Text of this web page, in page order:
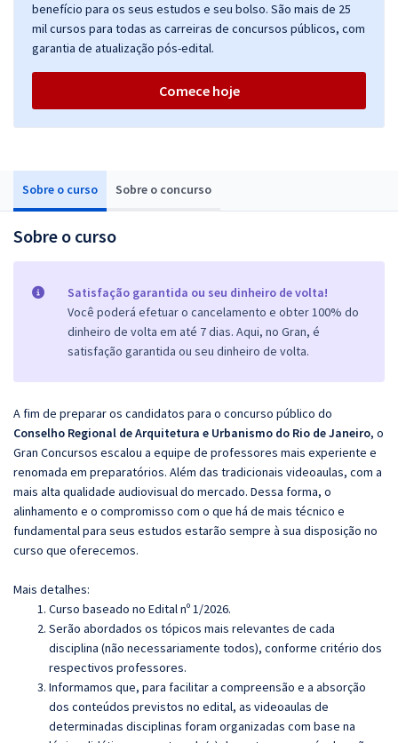
Sobre o curso Sobre o concurso
Sobre o curso
Satisfação garantida ou seu dinheiro de volta!
Você poderá efetuar o cancelamento e obter 100% do
dinheiro de volta em até 7 dias. Aqui, no Gran, é
satisfação garantida ou seu dinheiro de volta.
A fim de preparar os candidatos para o concurso público do
Conselho Regional de Arquitetura e Urbanismo do Rio de Janeiro, o
Gran Concursos escalou a equipe de professores mais experiente e
renomada em preparatórios. Além das tradicionais videoaulas, com a
mais alta qualidade audiovisual do mercado. Dessa forma, o
alinhamento e o compromisso com o que há de mais técnico e
fundamental para seus estudos estarão sempre à sua disposição no
curso que oferecemos.
Mais detalhes:
Curso baseado no Edital nº 1/2026.
Serão abordados os tópicos mais relevantes de cada
disciplina (não necessariamente todos), conforme critério dos
respectivos professores.
Informamos que, para facilitar a compreensão e a absorção
dos conteúdos previstos no edital, as videoaulas de
determinadas disciplinas foram organizadas com base na
benefício para os seus estudos e seu bolso. São mais de 25
mil cursos para todas as carreiras de concursos públicos, com
garantia de atualização pós-edital.
Comece hoje